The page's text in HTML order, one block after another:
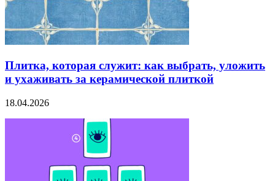
Плитка, которая служит: как выбрать, уложить
и ухаживать за керамической плиткой
18.04.2026